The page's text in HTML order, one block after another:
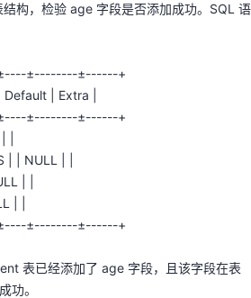
构，检验 age 字段是否添加成功。SQL 语
±--------±------+
| Extra |
±--------±------+
|
| | NULL | |
| |
| |
±--------±------+
表已经添加了 age 字段，且该字段在表
功。